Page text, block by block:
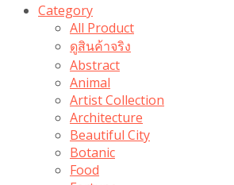
Category
All Product
ดูสินค้าจริง
Abstract
Animal
Artist Collection
Architecture
Beautiful City
Botanic
Food